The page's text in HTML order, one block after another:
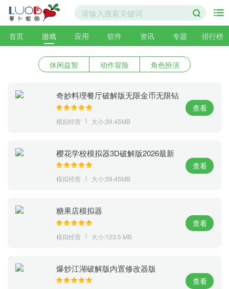
首页 游戏 应用 软件 资讯 专题 排行榜
休闲益智 动作冒险 角色扮演
奇妙料理餐厅破解版无限金币无限钻
石版
模拟经营 大小:39.45MB
查看
樱花学校模拟器3D破解版2026最新
版本
模拟经营 大小:39.45MB
查看
糖果店模拟器
模拟经营 大小:123.5 MB
查看
爆炒江湖破解版内置修改器版
查看